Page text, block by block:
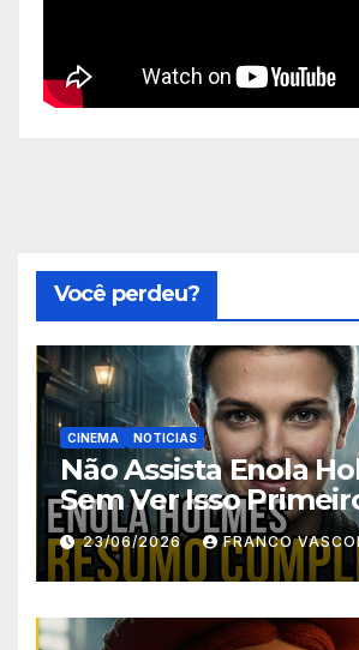
Você perdeu?
CINEMA NOTICIAS
Não Assista Enola
Sem Ver Isso
23/06/2026 FRANCO